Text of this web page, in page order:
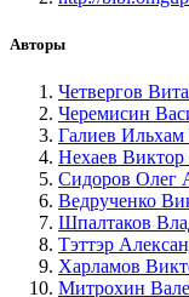
Авторы
Четвергов
Черемисин
Галиев
Нехаев Виктор
Сидоров Олег
Ведрученко
Шпалтаков
Тэттэр
Харламов
Митрохин